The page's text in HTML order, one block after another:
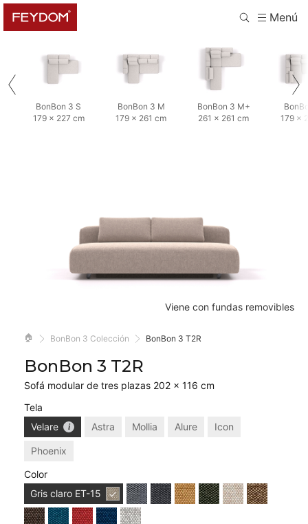
Menú
BonBon 3 S
179 × 227 cm
BonBon 3 M
179 × 261 cm
BonBon 3 M+
261 × 261 cm
179 ×
Viene con fundas removibles
🏠 BonBon 3 Colección BonBon 3 T2R
BonBon 3 T2R
Sofá modular de tres plazas 202 × 116 cm
Tela
Velare
Astra Mollia Alure Icon
Phoenix
Color
Gris claro ET-15